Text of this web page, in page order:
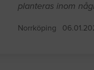
planteras inom
Norrköping